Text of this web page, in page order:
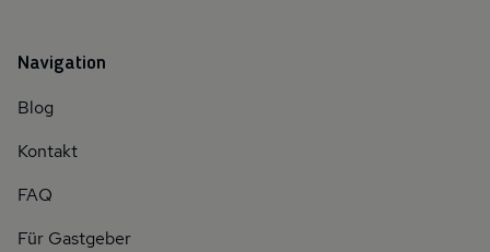
Navigation
Blog
Kontakt
FAQ
Für Gastgeber